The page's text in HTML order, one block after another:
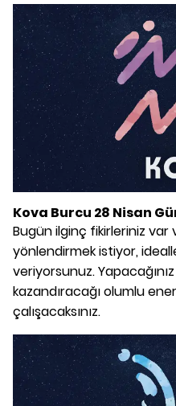
Kova Burcu 28 Nisan
Bugün ilginç fikirleriniz var
yönlendirmek istiyor,
veriyorsunuz.
kazandıracağı olumlu
çalışacaksınız.